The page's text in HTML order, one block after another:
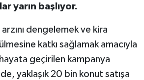
yarın başlıyor.
dengelemek ve kira
katkı sağlamak amacıyla
geçirilen kampanya
yaklaşık 20 bin konut satışa